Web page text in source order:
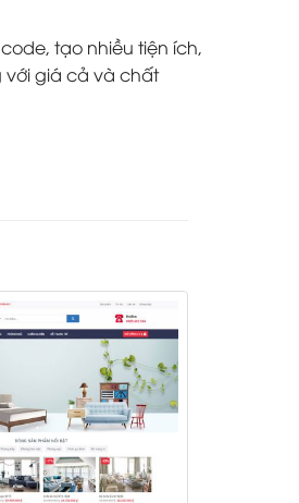
tạo nhiều tiện ích,
với giá cả và chất